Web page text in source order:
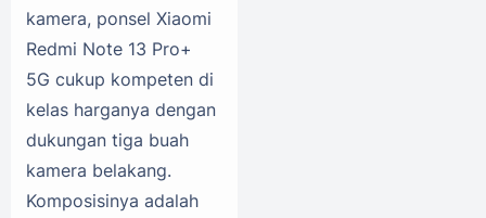
kamera, ponsel Xiaomi
Redmi Note 13 Pro+
5G cukup kompeten di
kelas harganya dengan
dukungan tiga buah
kamera belakang.
Komposisinya adalah